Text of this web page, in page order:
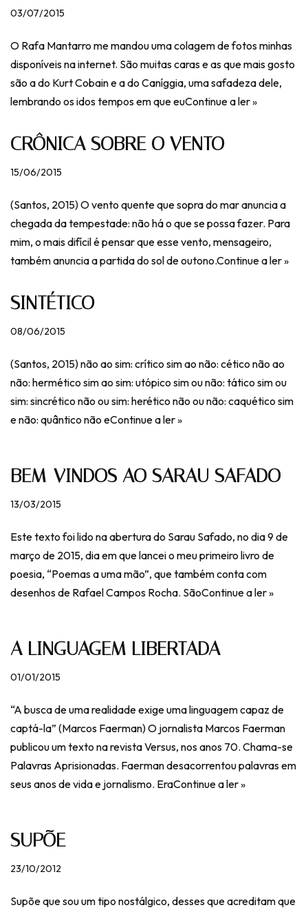
03/07/2015
O Rafa Mantarro me mandou uma colagem de fotos minhas
disponíveis na internet. São muitas caras e as que mais gosto
são a do Kurt Cobain e a do Caníggia, uma safadeza dele,
lembrando os idos tempos em que euContinue a ler »
CRÔNICA SOBRE O VENTO
15/06/2015
(Santos, 2015) O vento quente que sopra do mar anuncia a
chegada da tempestade: não há o que se possa fazer. Para
mim, o mais difícil é pensar que esse vento, mensageiro,
também anuncia a partida do sol de outono.Continue a ler »
SINTÉTICO
08/06/2015
(Santos, 2015) não ao sim: crítico sim ao não: cético não ao
não: hermético sim ao sim: utópico sim ou não: tático sim ou
sim: sincrético não ou sim: herético não ou não: caquético sim
e não: quântico não eContinue a ler »
BEM-VINDOS AO SARAU SAFADO
13/03/2015
Este texto foi lido na abertura do Sarau Safado, no dia 9 de
março de 2015, dia em que lancei o meu primeiro livro de
poesia, “Poemas a uma mão”, que também conta com
desenhos de Rafael Campos Rocha. SãoContinue a ler »
A LINGUAGEM LIBERTADA
01/01/2015
“A busca de uma realidade exige uma linguagem capaz de
captá-la” (Marcos Faerman) O jornalista Marcos Faerman
publicou um texto na revista Versus, nos anos 70. Chama-se
Palavras Aprisionadas. Faerman desacorrentou palavras em
seus anos de vida e jornalismo. EraContinue a ler »
SUPÕE
23/10/2012
Supõe que sou um tipo nostálgico, desses que acreditam que